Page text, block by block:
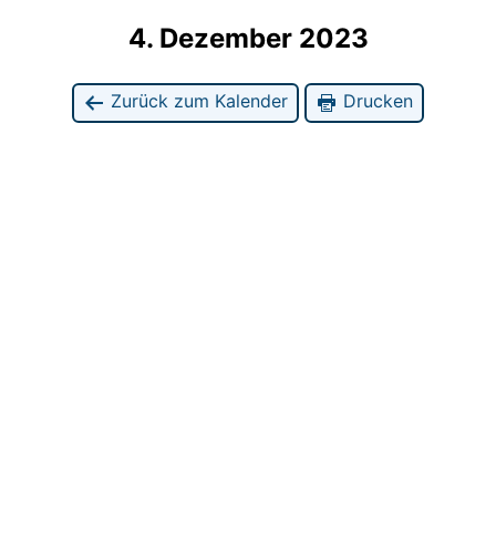
4. Dezember 2023
Zurück zum Kalender Drucken